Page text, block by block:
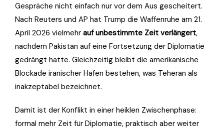
Gespräche nicht einfach nur vor dem Aus gescheitert.
Nach Reuters und AP hat Trump die Waffenruhe am 21.
April 2026 vielmehr auf unbestimmte Zeit verlängert,
nachdem Pakistan auf eine Fortsetzung der Diplomatie
gedrängt hatte. Gleichzeitig bleibt die amerikanische
Blockade iranischer Häfen bestehen, was Teheran als
inakzeptabel bezeichnet.
Damit ist der Konflikt in einer heiklen Zwischenphase:
formal mehr Zeit für Diplomatie, praktisch aber weiter